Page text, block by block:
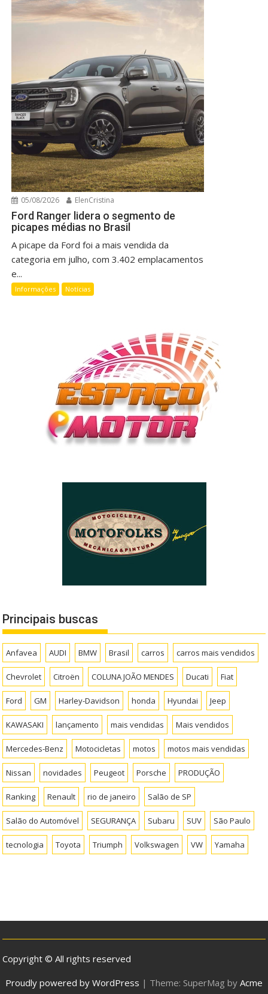
05/08/2026 ElenCristina
Ford Ranger lidera o segmento de
picapes médias no Brasil
A picape da Ford foi a mais vendida da
categoria em julho, com 3.402 emplacamentos
e...
Informações Notícias
Principais buscas
Anfavea AUDI BMW Brasil carros carros mais vendidos
Chevrolet Citroën COLUNA JOÃO MENDES Ducati Fiat
Ford GM Harley-Davidson honda Hyundai Jeep
KAWASAKI lançamento mais vendidas Mais vendidos
Mercedes-Benz Motocicletas motos motos mais vendidas
Nissan novidades Peugeot Porsche PRODUÇÃO
Ranking Renault rio de janeiro Salão de SP
Salão do Automóvel SEGURANÇA Subaru SUV São Paulo
tecnologia Toyota Triumph Volkswagen VW Yamaha
Copyright © All rights reserved
Proudly powered by WordPress | Theme: SuperMag by Acme